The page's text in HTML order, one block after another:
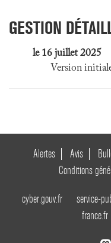
GESTION
le 16 juillet 2025
Version
Alertes Avis
Conditions
cyber.gouv.fr service-
france.fr